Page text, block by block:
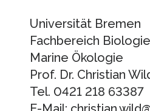
Universität Bremen
Fachbereich
Marine Ökologie
Prof. Dr. Christian
Tel. 0421 218 63387